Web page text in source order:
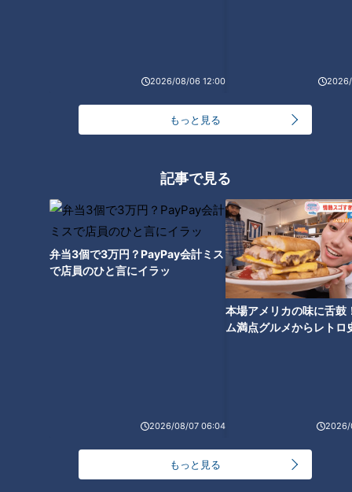
2026/08/06 12:00
もっと見る
記事で見る
弁当3個で3万円？PayPay会計ミス
で店員のひと言にイラッ
2026/08/07 06:04
本場アメリカの味に舌鼓
ム満点グルメからレトロ
2026/
もっと見る
の被災地に通う理由
ット症”がつないだ子供たちとの
縁
15秒に１回大声が出るトゥレッ
ト症の配達員 1年間の取材【総